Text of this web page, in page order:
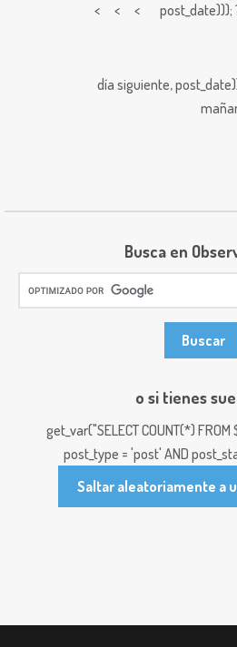
< < <
día siguiente,
Busca en
o si tienes
get_var("SELECT COUNT(*)
post_type = 'post' AND
Saltar aleatoriamente a